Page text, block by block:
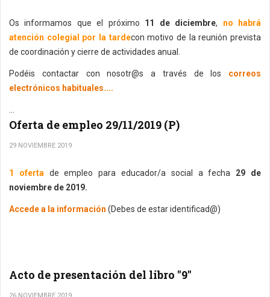
Os informamos que el próximo 11 de diciembre, no habrá
atención colegial por la tardecon motivo de la reunión prevista
de coordinación y cierre de actividades anual.
Podéis contactar con nosotr@s a través de los correos
electrónicos habituales....
Oferta de empleo 29/11/2019 (P)
29 NOVIEMBRE 2019
1 oferta de empleo para educador/a social a fecha 29 de
noviembre de 2019.
Accede a la información (Debes de estar identificad@)
Acto de presentación del libro "9"